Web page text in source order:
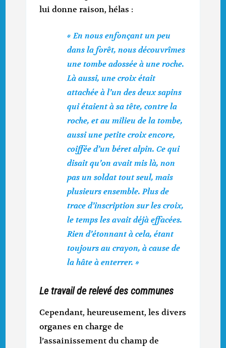
lui donne raison, hélas :
« En nous enfonçant un peu
dans la forêt, nous découvrîmes
une tombe adossée à une roche.
Là aussi, une croix était
attachée à l’un des deux sapins
qui étaient à sa tête, contre la
roche, et au milieu de la tombe,
aussi une petite croix encore,
coiffée d’un béret alpin. Ce qui
disait qu’on avait mis là, non
pas un soldat tout seul, mais
plusieurs ensemble. Plus de
trace d’inscription sur les croix,
le temps les avait déjà effacées.
Rien d’étonnant à cela, étant
toujours au crayon, à cause de
la hâte à enterrer. »
Le travail de relevé des communes
Cependant, heureusement, les divers
organes en charge de
l’assainissement du champ de